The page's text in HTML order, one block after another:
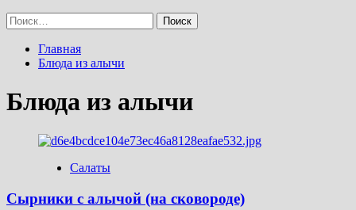
Найти:
Главная
Блюда из алычи
Блюда из алычи
Салаты
Сырники с алычой (на сковороде)